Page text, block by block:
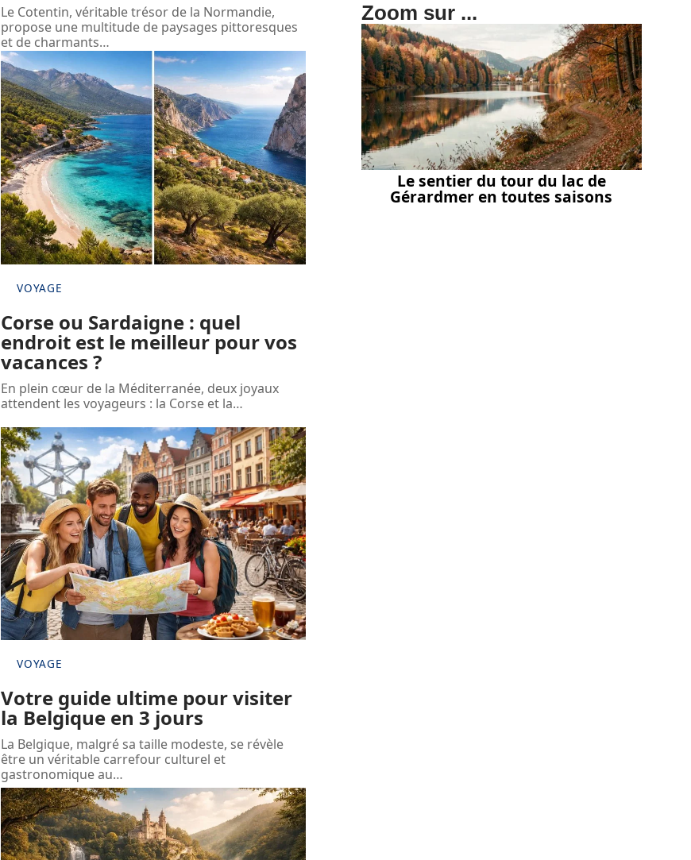
Le Cotentin, véritable trésor de la Normandie,
propose une multitude de paysages pittoresques
et de charmants…
VOYAGE
Corse ou Sardaigne : quel
endroit est le meilleur pour vos
vacances ?
En plein cœur de la Méditerranée, deux joyaux
attendent les voyageurs : la Corse et la…
VOYAGE
Votre guide ultime pour visiter
la Belgique en 3 jours
La Belgique, malgré sa taille modeste, se révèle
être un véritable carrefour culturel et
gastronomique au…
Zoom sur ...
Le sentier du tour du lac de
Gérardmer en toutes saisons